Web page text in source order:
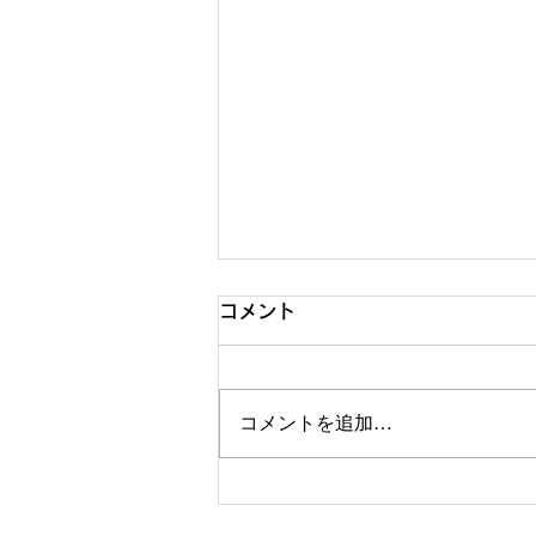
心身波動ケアと心身の不調の
コメント
コメントを追加…